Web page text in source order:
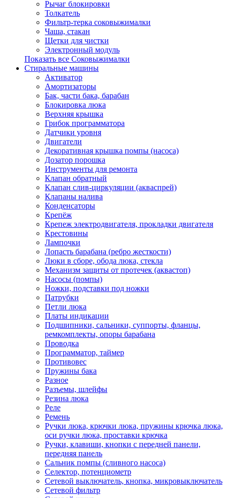
Рычаг блокировки
Толкатель
Фильтр-терка соковыжималки
Чаша, стакан
Щетки для чистки
Электронный модуль
Показать все Соковыжималки
Стиральные машины
Активатор
Амортизаторы
Бак, части бака, барабан
Блокировка люка
Верхняя крышка
Грибок программатора
Датчики уровня
Двигатели
Декоративная крышка помпы (насоса)
Дозатор порошка
Инструменты для ремонта
Клапан обратный
Клапан слив-циркуляции (акваспрей)
Клапаны налива
Конденсаторы
Крепёж
Крепеж электродвигателя, прокладки двигателя
Крестовины
Лампочки
Лопасть барабана (ребро жесткости)
Люки в сборе, обода люка, стекла
Механизм защиты от протечек (аквастоп)
Насосы (помпы)
Ножки, подставки под ножки
Патрубки
Петли люка
Платы индикации
Подшипники, сальники, суппорты, фланцы,
ремкомплекты, опоры барабана
Проводка
Программатор, таймер
Противовес
Пружины бака
Разное
Разъемы, шлейфы
Резина люка
Реле
Ремень
Ручки люка, крючки люка, пружины крючка люка,
оси ручки люка, проставки крючка
Ручки, клавиши, кнопки с передней панели,
передняя панель
Сальник помпы (сливного насоса)
Селектор, потенциометр
Сетевой выключатель, кнопка, микровыключатель
Сетевой фильтр